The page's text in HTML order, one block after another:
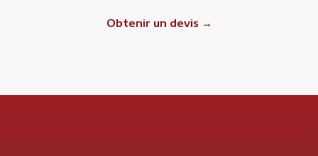
Obtenir un devis →